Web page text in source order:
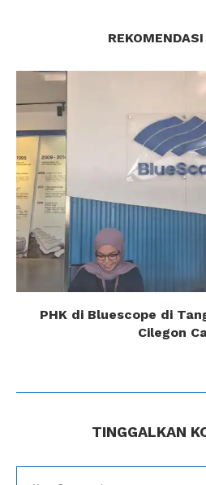
PHK di Bluescope di
Cilegon
TINGGALKAN